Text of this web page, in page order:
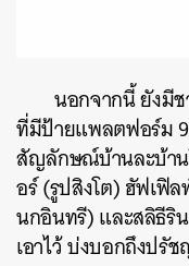
นอกจากนี้ ยังมี
ที่มีป้ายแพลตฟอร์ม
สัญลักษณ์บ้านละบ้าน
อร์ (รูปสิงโต) ฮัฟเฟิ
นกอินทรี) และสลิธีริ
เอาไว้ บ่งบอกถึงปรั